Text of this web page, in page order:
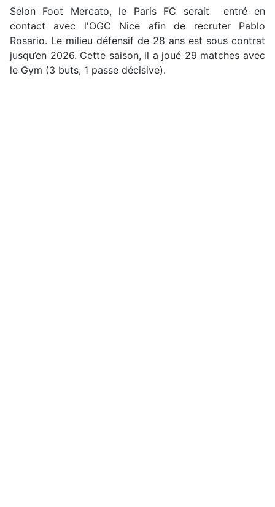
Selon Foot Mercato, le Paris FC serait entré en
contact avec l'OGC Nice afin de recruter Pablo
Rosario. Le milieu défensif de 28 ans est sous contrat
jusqu’en 2026. Cette saison, il a joué 29 matches avec
le Gym (3 buts, 1 passe décisive).